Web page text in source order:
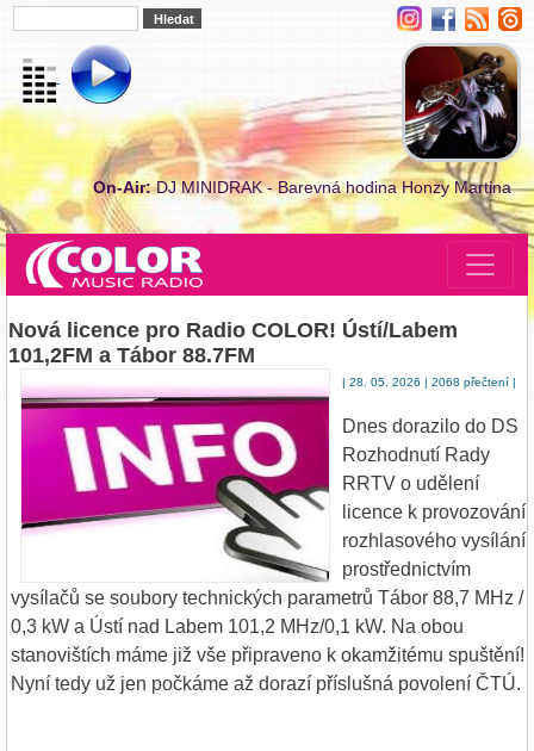
On-Air:DJ MINIDRAK - Barevná hodina Honzy Martina
Nová licence pro Radio COLOR! Ústí/Labem
101,2FM a Tábor 88.7FM
| 28. 05. 2026 | 2068 přečtení |
Dnes dorazilo do DS
Rozhodnutí Rady
RRTV o udělení
licence k provozování
rozhlasového vysílání
prostřednictvím
vysílačů se soubory technických parametrů Tábor 88,7 MHz /
0,3 kW a Ústí nad Labem 101,2 MHz/0,1 kW. Na obou
stanovištích máme již vše připraveno k okamžitému spuštění!
Nyní tedy už jen počkáme až dorazí příslušná povolení ČTÚ.